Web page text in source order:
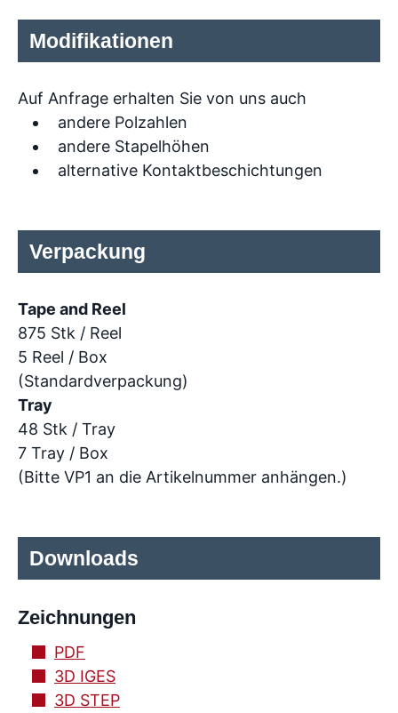
Modifikationen
Auf Anfrage erhalten Sie von uns auch
andere Polzahlen
andere Stapelhöhen
alternative Kontaktbeschichtungen
Verpackung
Tape and Reel
875 Stk / Reel
5 Reel / Box
(Standardverpackung)
Tray
48 Stk / Tray
7 Tray / Box
(Bitte VP1 an die Artikelnummer anhängen.)
Downloads
Zeichnungen
PDF
3D IGES
3D STEP